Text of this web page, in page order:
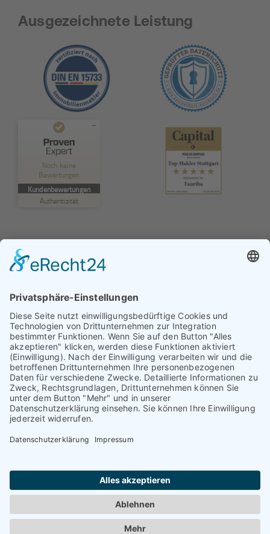
Ausgezeichnete Leistung
Noch keine
Bewertungen
Kundenbewertungen
Authentizität
Kundenbewertungen und Erfahrungen zu
MANGELHAFT
kontakt@tauriba.de
Haftungsauschluss: Alle auf diesen Seiten veröffentlichten
Informationen wurden nach bestem Wissen und
Gewissen erstellt. Alle Kundenmeinungen beruhen auf
echten Kundenaussagen. Niemand wurde in irgendeiner
Form für diese Videos oder schriftlichen Bewertungen
einen höheren Verkaufspreis oder ähnliches garantieren.
sind nur möglich, wenn der Markt, die
Vermarktungsstrategie und die Eigenschaften der
Immobilie passen. Jede Immobilie lässt sich verkaufen,
wenn der Preis an der Nachfrage orientiert wird.